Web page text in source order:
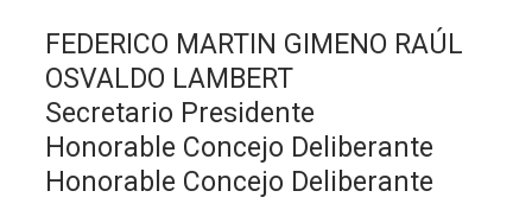
FEDERICO MARTIN GIMENO RAÚL
OSVALDO LAMBERT
Secretario Presidente
Honorable Concejo Deliberante
Honorable Concejo Deliberante